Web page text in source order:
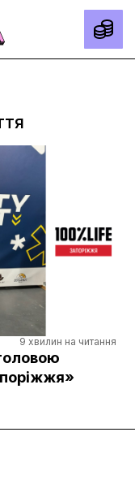
9 хвилин на читання